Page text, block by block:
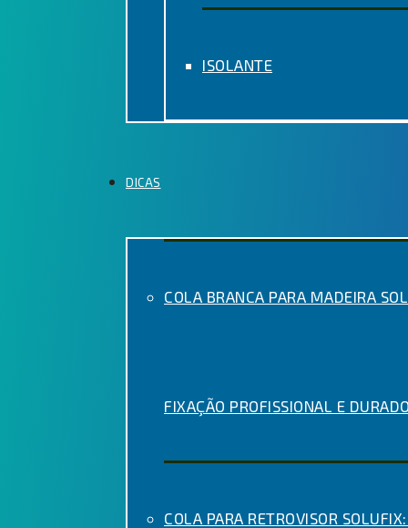
ISOLANTE
DICAS
COLA BRANCA PARA MADEIRA
FIXAÇÃO PROFISSIONAL E
COLA PARA RETROVISOR